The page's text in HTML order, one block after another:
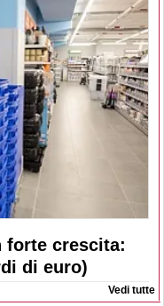
forte crescita:
di euro)
Vedi tutte